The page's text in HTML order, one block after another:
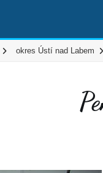
okres Ústí nad Labem